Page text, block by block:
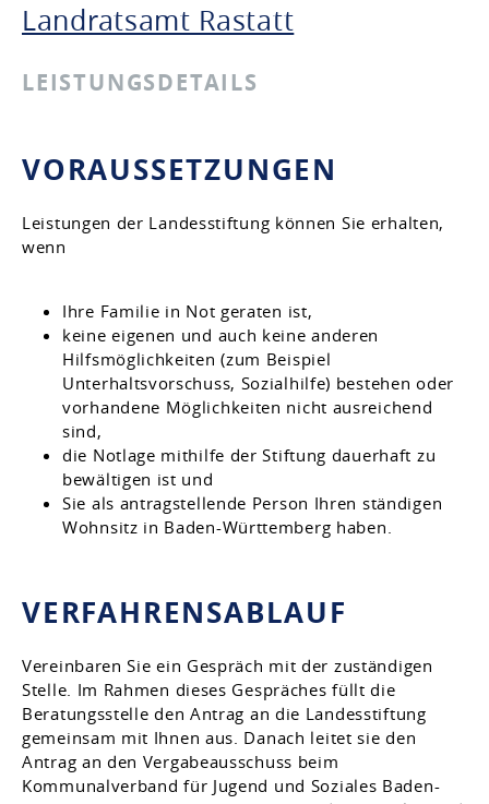
Landratsamt Rastatt
LEISTUNGSDETAILS
VORAUSSETZUNGEN
Leistungen der Landesstiftung können Sie erhalten,
wenn
Ihre Familie in Not geraten ist,
keine eigenen und auch keine anderen
Hilfsmöglichkeiten (zum Beispiel
Unterhaltsvorschuss, Sozialhilfe) bestehen oder
vorhandene Möglichkeiten nicht ausreichend
sind,
die Notlage mithilfe der Stiftung dauerhaft zu
bewältigen ist und
Sie als antragstellende Person Ihren ständigen
Wohnsitz in Baden-Württemberg haben.
VERFAHRENSABLAUF
Vereinbaren Sie ein Gespräch mit der zuständigen
Stelle. Im Rahmen dieses Gespräches füllt die
Beratungsstelle den Antrag an die Landesstiftung
gemeinsam mit Ihnen aus. Danach leitet sie den
Antrag an den Vergabeausschuss beim
Kommunalverband für Jugend und Soziales Baden-